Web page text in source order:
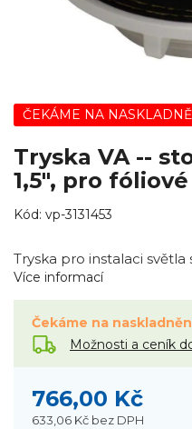
ČEKÁME NA
Tryska VA --
1,5", pro
Kód: vp-3131453
Tryska pro instalaci světla
Více informací
Čekáme na
Možnosti a ceník
766,00 Kč
633,06 Kč bez DPH